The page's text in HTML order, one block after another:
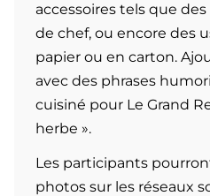
accessoires tels que
de chef, ou encore des
papier ou en carton.
avec des phrases
cuisiné pour Le Grand
herbe ».
Les participants
photos sur les réseaux